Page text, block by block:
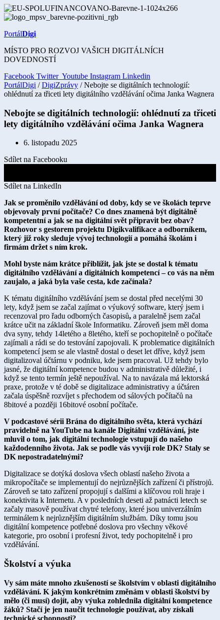
Přejít
k
PortálDigi
MÍSTO PRO ROZVOJ VAŠICH DIGITÁLNÍCH
DOVEDNOSTÍ
Facebook Twitter Youtube Instagram Linkedin
PortálDigi /DigiZprávy / Nebojte se digitálních technologií:
ohlédnutí za třiceti lety digitálního vzdělávání očima Janka Wagnera
Nebojte se digitálních technologií: ohlédnutí za třiceti
lety digitálního vzdělávání očima Janka Wagnera
6. listopadu 2025
Sdílet na Facebooku
Sdílet na LinkedIn
Jak se proměnilo vzdělávání od doby, kdy se ve školách teprve
objevovaly první počítače? Co dnes znamená být digitálně
kompetentní a jak se na digitální svět připravit bez obav?
Rozhovor s gestorem projektu Digikvalifikace a odborníkem,
který již roky sleduje vývoj technologií a pomáhá školám i
firmám držet s ním krok.
Mohl byste nám krátce přiblížit, jak jste se dostal k tématu
digitálního vzdělávání a digitálních kompetencí – co vás na něm
zaujalo, a jaká byla vaše cesta, kde začínala?
K tématu digitálního vzdělávání jsem se dostal před necelými 30
lety, když jsem se začal zajímat o výukový software, který jsem i
recenzoval pro řadu odborných časopisů, a paralelně jsem začal
krátce učit na základní škole Informatiku. Zároveň jsem měl doma
dva syny, tehdy 14letého a 8letého, kteří se pochopitelně o počítače
zajímali a rádi se do testování zapojovali. K problematice digitálních
kompetencí jsem se ale vlastně dostal o deset let dříve, když jsem
digitalizoval účtárnu v podniku, kde jsem pracoval. Už tehdy bylo
jasné, že digitální kompetence budou v administrativě důležité, i
když se tento termín ještě nepoužíval. Na to navázala má lektorská
praxe, protože v té době se digitalizace administrativy a účtáren
začala úspěšně rozvíjet s přechodem od sálových počítačů na
8bitové a později 16bitové osobní počítače.
V podcastové sérii Brána do digitálního světa, která vychází
pravidelně na YouTube na kanále Digitální vzdělávání, jste
mluvil o tom, jak digitální technologie vstupují do našeho
každodenního života. Jak se podle vás vyvíjí role DK? Staly se
DK nepostradatelnými?
Digitalizace se dotýká doslova všech oblastí našeho života a
mikropočítače se implementují do nejrůznějších zařízení či přístrojů.
Zároveň se tato zařízení propojují s dalšími a klíčovou roli hraje i
konektivita k Internetu. A v posledních deseti až patnácti letech se
začaly masově používat chytré telefony, které jsou univerzálním
terminálem k nejrůznějším digitálním službám. Díky tomu jsou
digitální kompetence potřebné doslova pro všechny věkové
kategorie, pro osobní i profesní život, tedy pochopitelně i pro
vzdělávání.
Školství a výuka
Vy sám máte mnoho zkušeností se školstvím v oblasti digitálního
vzdělávání. K jakým konkrétním změnám v oblasti školství by
mělo (či musí) dojít, aby výuka zohlednila digitální kompetence
žáků? Stačí je jen naučit technologie používat, aby získali
technické schopnosti?